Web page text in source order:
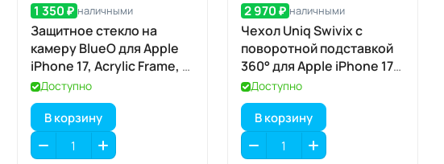
1 350 ₽ наличными
Защитное стекло на
камеру BlueO для Apple
iPhone 17, Acrylic Frame, 2
шт., Clear (прозрачный), с
аппликатором
Доступно
В корзину
2 970 ₽ наличными
Чехол Uniq Swivix с
поворотной подставкой
360° для Apple iPhone 17
Pro, Lucent Clear
(прозрачный), MagSafe
Доступно
В корзину